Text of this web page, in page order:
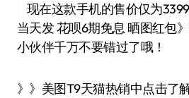
现在这款手机的售价仅为
当天发 花呗6期免息 晒图红包
小伙伴千万不要错过了哦！
》》美图T9天猫热销中点击了